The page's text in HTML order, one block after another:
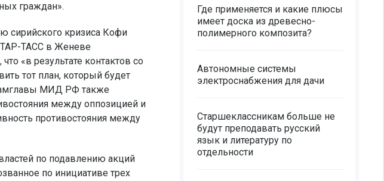
граждан».
сирийского кризиса Кофи
ТАСС в Женеве
«в результате контактов со
тот план, который будет
МИД РФ также
между оппозицией и
противостояния между
по подавлению акций
по инициативе трех
Где применяется и какие плюсы
имеет доска из древесно-
полимерного композита?
Автономные системы
электроснабжения для дачи
Старшеклассникам больше не
будут преподавать русский
язык и литературу по
отдельности